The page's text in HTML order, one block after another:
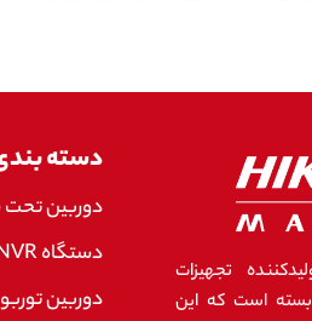
تجهیزات
است که این
دسته
دوربین
دستگاه NVR هایک ویژن
دوربین